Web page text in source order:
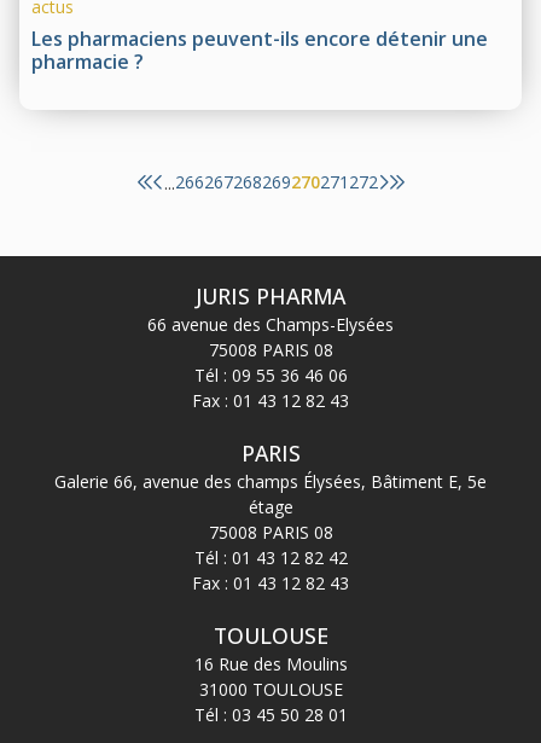
Les pharmaciens peuvent-ils encore détenir une
pharmacie ?
actus
...266267268269270271 272
JURIS PHARMA
66 avenue des Champs-Elysées
75008 PARIS 08
Tél : 09 55 36 46 06
Fax : 01 43 12 82 43
PARIS
Galerie 66, avenue des champs Élysées, Bâtiment E, 5e
étage
75008 PARIS 08
Tél : 01 43 12 82 42
Fax : 01 43 12 82 43
TOULOUSE
16 Rue des Moulins
31000 TOULOUSE
Tél : 03 45 50 28 01